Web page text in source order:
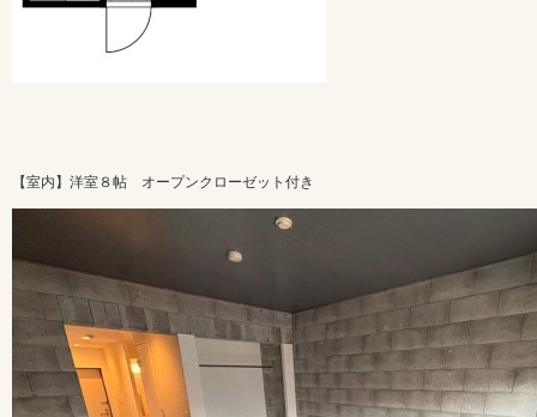
【室内】洋室８帖 オープンクローゼット付き